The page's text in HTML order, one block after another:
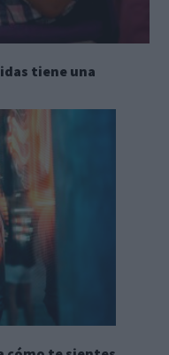
tiene una